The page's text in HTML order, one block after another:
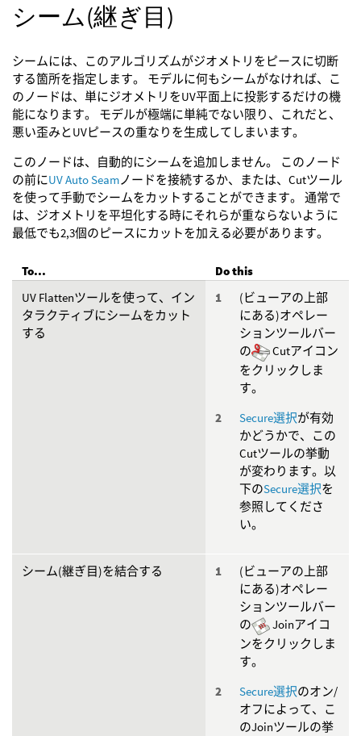
シーム(継ぎ目)
シームには、このアルゴリズムがジオメトリをピースに切断
する箇所を指定します。 モデルに何もシームがなければ、こ
のノードは、単にジオメトリをUV平面上に投影するだけの機
能になります。 モデルが極端に単純でない限り、これだと、
悪い歪みとUVピースの重なりを生成してしまいます。
このノードは、自動的にシームを追加しません。 このノード
の前にUV Auto Seamノードを接続するか、または、Cutツール
を使って手動でシームをカットすることができます。 通常で
は、ジオメトリを平坦化する時にそれらが重ならないように
最低でも2,3個のピースにカットを加える必要があります。
To...
Do this
UV Flattenツールを使って、イン
タラクティブにシームをカット
する
(ビューアの上部
にある)オペレー
ションツールバー
の
Cutアイコン
をクリックしま
す。
Secure選択が有効
かどうかで、この
Cutツールの挙動
が変わります。以
下のSecure選択を
参照してくださ
い。
シーム(継ぎ目)を結合する
(ビューアの上部
にある)オペレー
ションツールバー
の
Joinアイコ
ンをクリックしま
す。
Secure選択のオン/
オフによって、こ
のJoinツールの挙